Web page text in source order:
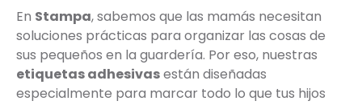
En Stampa, sabemos que las mamás necesitan
soluciones prácticas para organizar las cosas de
sus pequeños en la guardería. Por eso, nuestras
etiquetas adhesivasestán diseñadas
especialmente para marcar todo lo que tus hijos